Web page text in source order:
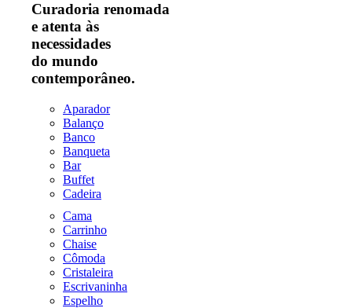
Curadoria renomada
e atenta às
necessidades
do mundo
contemporâneo.
Aparador
Balanço
Banco
Banqueta
Bar
Buffet
Cadeira
Cama
Carrinho
Chaise
Cômoda
Cristaleira
Escrivaninha
Espelho